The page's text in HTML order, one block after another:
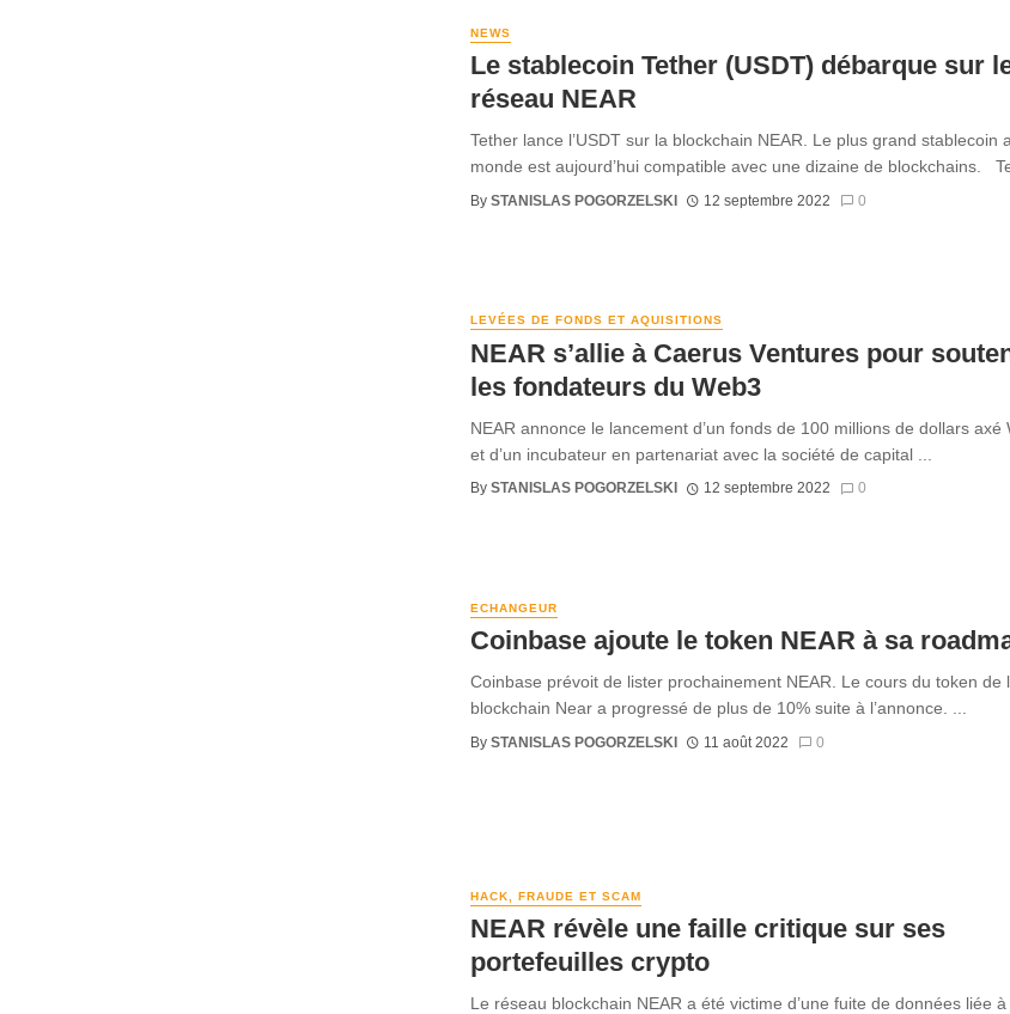
NEWS
Le stablecoin Tether (USDT) débarque sur
réseau NEAR
Tether lance l’USDT sur la blockchain NEAR. Le plus grand stablecoin
monde est aujourd’hui compatible avec une dizaine de blockchains.
By STANISLAS POGORZELSKI 12 septembre 2022 0
LEVÉES DE FONDS ET AQUISITIONS
NEAR s’allie à Caerus Ventures pour
les fondateurs du Web3
NEAR annonce le lancement d’un fonds de 100 millions de dollars axé
et d’un incubateur en partenariat avec la société de capital ...
By STANISLAS POGORZELSKI 12 septembre 2022 0
ECHANGEUR
Coinbase ajoute le token NEAR à sa
Coinbase prévoit de lister prochainement NEAR. Le cours du token de
blockchain Near a progressé de plus de 10% suite à l’annonce. ...
By STANISLAS POGORZELSKI 11 août 2022 0
HACK, FRAUDE ET SCAM
NEAR révèle une faille critique sur ses
portefeuilles crypto
Le réseau blockchain NEAR a été victime d’une fuite de données liée à